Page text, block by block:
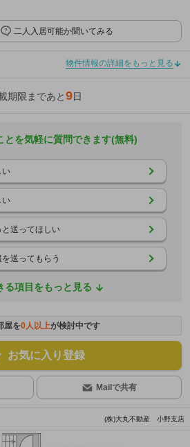
二人入居可能か聞いてみる
物件情報の詳細をもっと見る
期限まであと9日
とを気軽に質問できます(無料)
い
い
送ってほしい
送ってもらう
る項目をもっと見る
屋を0人以上が検討中です
お気に入り登録
Mailで共有
(株)大丸不動産 小野支店